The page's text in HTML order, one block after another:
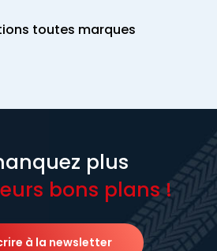
toutes marques
plus
bons plans !
à la newsletter